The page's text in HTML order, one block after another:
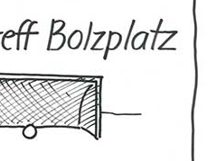
DER KIRCHTURMUHR
im Innern des Kirchturmes,